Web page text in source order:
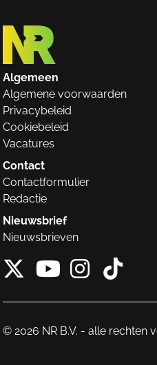
Algemeen
Algemene voorwaarden
Privacybeleid
Cookiebeleid
Vacatures
Contact
Contactformulier
Redactie
Nieuwsbrief
Nieuwsbrieven
X van
© 2026 NR B.V. - alle rechten